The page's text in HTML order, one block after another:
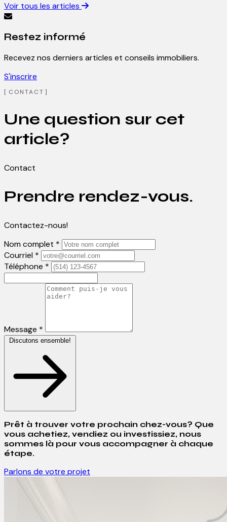
Voir tous les articles
Restez informé
Recevez nos derniers articles et conseils immobiliers.
S'inscrire
CONTACT
Une question sur cet
article?
Contact
Prendre rendez-vous.
Contactez-nous!
Nom complet *
Courriel *
Téléphone *
Message *
Discutons ensemble!
Prêt à trouver votre prochain chez-vous? Que
vous achetiez, vendiez ou investissiez, nous
sommes là pour vous accompagner à chaque
étape.
Parlons de votre projet